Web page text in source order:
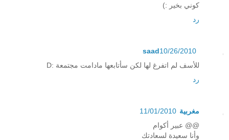
كوني بخير :)
رد
saad10/26/2010
للأسف لم اتفرغ لها لكن سأتابعها مادامت مجتمعة :D
رد
مغربية 11/01/2010
@@ عبير أكوام
وأنا سعيدة لسعادتك